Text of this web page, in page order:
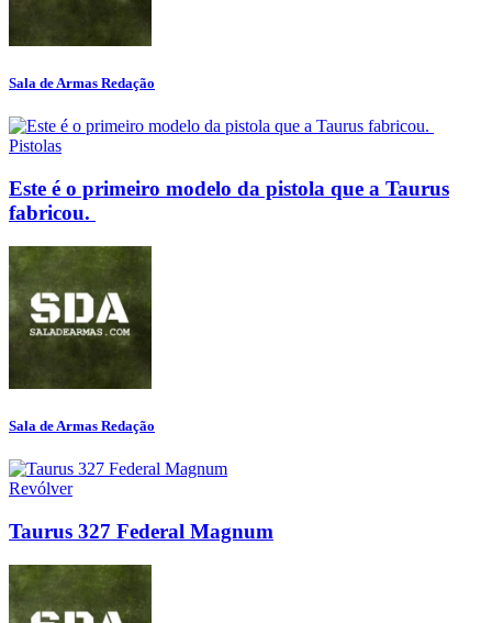
Sala de Armas Redação
Pistolas
Este é o primeiro modelo da pistola que a Taurus
fabricou.
Sala de Armas Redação
Revólver
Taurus 327 Federal Magnum